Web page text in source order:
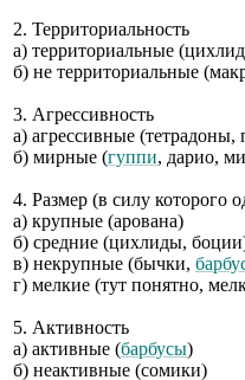
2. Территориальность
а) территориальные
б) не территориальные
3. Агрессивность
а) агрессивные (тетрадоны,
б) мирные (гуппи, дарио,
4. Размер (в силу которого
а) крупные (арована)
б) средние (цихлиды,
в) некрупные (бычки,
г) мелкие (тут понятно,
5. Активность
а) активные (барбусы)
б) неактивные (сомики)